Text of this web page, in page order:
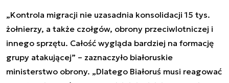
„Kontrola migracji nie uzasadnia konsolidacji 15 tys.
żołnierzy, a także czołgów, obrony przeciwlotniczej i
innego sprzętu. Całość wygląda bardziej na formację
grupy atakującej” – zaznaczyło białoruskie
ministerstwo obrony. „Dlatego Białoruś musi reagować